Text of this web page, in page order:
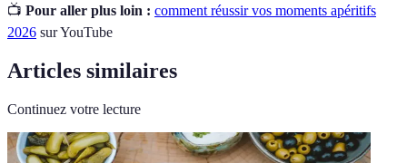
📺 Pour aller plus loin : comment réussir vos moments apéritifs
2026 sur YouTube
Articles similaires
Continuez votre lecture